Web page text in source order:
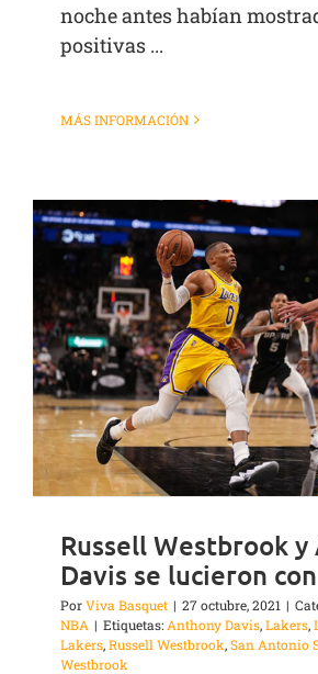
noche antes habían
positivas ...
MÁS INFORMACIÓN
Russell Westbrook
Davis se lucieron
PorViva Basquet | 27 octubre, 2021 |
NBA | Etiquetas: Anthony Davis,Lakers,
Lakers,Russell Westbrook,San Antonio
Westbrook